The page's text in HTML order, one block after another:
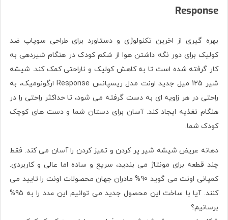
Response
بهره گیری از اخرین تکنولوژی و دستاورد برای طراحی سوپاپ ضد
کولیک برای دور نگه داشتن هوا از شکم کودک در هنگام شیردهی به
کار گرفته شده است تا به کاهش کولیک و ناراحتی کمک کند. شیشه
شیر 125 میل جدید اونت مدل ریسپانس Response ارگونومیک، به
راحتی در هر زاویه ای به دست گرفته می شود، تا حداکثر راحتی را در
هنگام تغذیه ایجاد کند. آسان برای دستان شما و دست های کوچک
کودک شما.
دهانه عریض شیشه شیر پر کردن و تمیز کردن را آسان می کند. فقط
چند قطعه برای مونتاژ می بندید، سریع و ساده اما عالی و کاربردی.
کمپانی اونت می گوید 90% مادران جهان محصولات اونت را تایید می
کنند. آیا با ساخت این محصول جدید می توانیم این عدد را به 95%
برسانیم؟